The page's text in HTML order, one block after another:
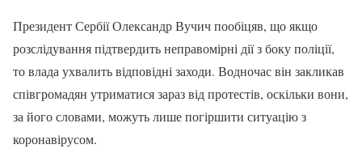
Президент Сербії Олександр Вучич пообіцяв, що якщо
розслідування підтвердить неправомірні дії з боку поліції,
то влада ухвалить відповідні заходи. Водночас він закликав
співгромадян утриматися зараз від протестів, оскільки вони,
за його словами, можуть лише погіршити ситуацію з
коронавірусом.